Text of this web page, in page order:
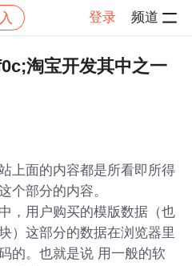
登录 频道
帖子详情
淘宝开发其中之一
上面的内容都是所看即所得
个部分的内容。
，用户购买的模版数据（也
）这部分的数据在浏览器里
的。也就是说 用一般的软